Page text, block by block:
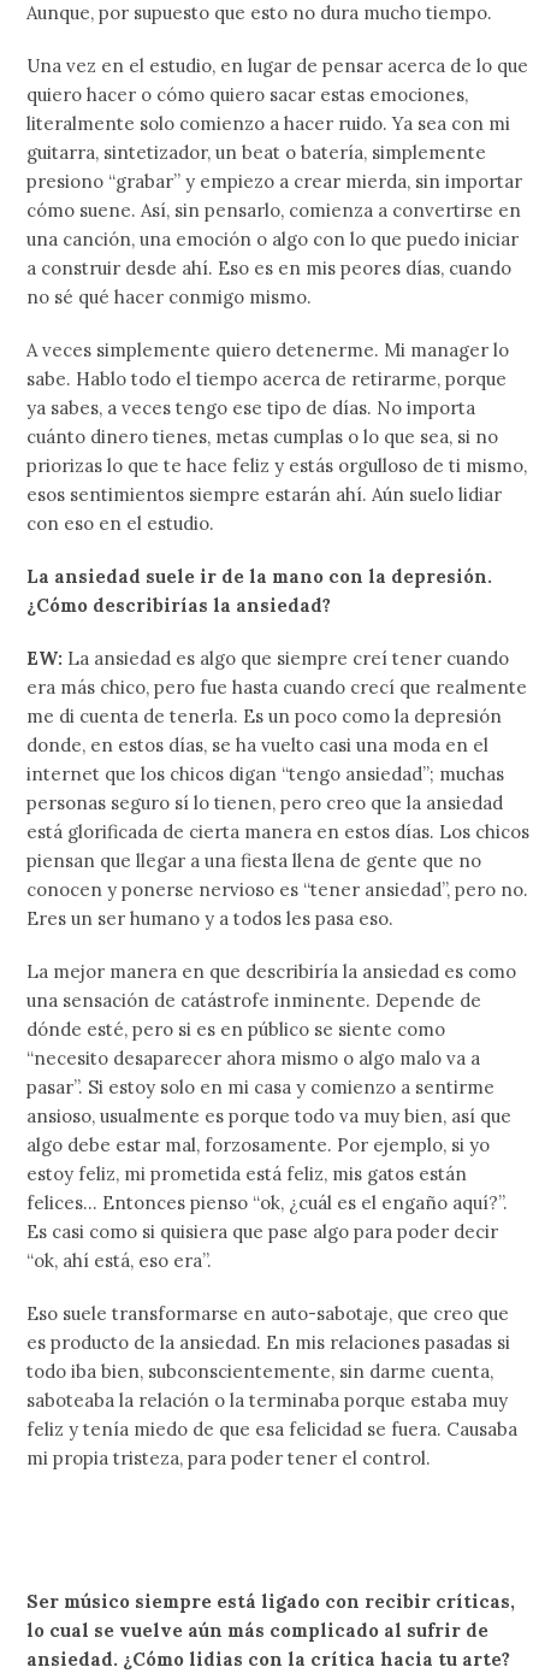
Aunque, por supuesto que esto no dura mucho tiempo.
Una vez en el estudio, en lugar de pensar acerca de lo que
quiero hacer o cómo quiero sacar estas emociones,
literalmente solo comienzo a hacer ruido. Ya sea con mi
guitarra, sintetizador, un beat o batería, simplemente
presiono “grabar” y empiezo a crear mierda, sin importar
cómo suene. Así, sin pensarlo, comienza a convertirse en
una canción, una emoción o algo con lo que puedo iniciar
a construir desde ahí. Eso es en mis peores días, cuando
no sé qué hacer conmigo mismo.
A veces simplemente quiero detenerme. Mi manager lo
sabe. Hablo todo el tiempo acerca de retirarme, porque
ya sabes, a veces tengo ese tipo de días. No importa
cuánto dinero tienes, metas cumplas o lo que sea, si no
priorizas lo que te hace feliz y estás orgulloso de ti mismo,
esos sentimientos siempre estarán ahí. Aún suelo lidiar
con eso en el estudio.
La ansiedad suele ir de la mano con la depresión.
¿Cómo describirías la ansiedad?
EW: La ansiedad es algo que siempre creí tener cuando
era más chico, pero fue hasta cuando crecí que realmente
me di cuenta de tenerla. Es un poco como la depresión
donde, en estos días, se ha vuelto casi una moda en el
internet que los chicos digan “tengo ansiedad”; muchas
personas seguro sí lo tienen, pero creo que la ansiedad
está glorificada de cierta manera en estos días. Los chicos
piensan que llegar a una fiesta llena de gente que no
conocen y ponerse nervioso es “tener ansiedad”, pero no.
Eres un ser humano y a todos les pasa eso.
La mejor manera en que describiría la ansiedad es como
una sensación de catástrofe inminente. Depende de
dónde esté, pero si es en público se siente como
“necesito desaparecer ahora mismo o algo malo va a
pasar”. Si estoy solo en mi casa y comienzo a sentirme
ansioso, usualmente es porque todo va muy bien, así que
algo debe estar mal, forzosamente. Por ejemplo, si yo
estoy feliz, mi prometida está feliz, mis gatos están
felices… Entonces pienso “ok, ¿cuál es el engaño aquí?”.
Es casi como si quisiera que pase algo para poder decir
“ok, ahí está, eso era”.
Eso suele transformarse en auto-sabotaje, que creo que
es producto de la ansiedad. En mis relaciones pasadas si
todo iba bien, subconscientemente, sin darme cuenta,
saboteaba la relación o la terminaba porque estaba muy
feliz y tenía miedo de que esa felicidad se fuera. Causaba
mi propia tristeza, para poder tener el control.
Ser músico siempre está ligado con recibir críticas,
lo cual se vuelve aún más complicado al sufrir de
ansiedad. ¿Cómo lidias con la crítica hacia tu arte?